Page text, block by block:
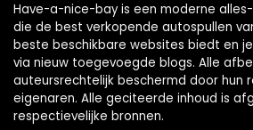
Have-a-nice-bay is een moderne
die de best verkopende autospullen
beste beschikbare websites biedt en
via nieuw toegevoegde blogs. Alle
auteursrechtelijk beschermd door hun
eigenaren. Alle geciteerde inhoud is
respectievelijke bronnen.